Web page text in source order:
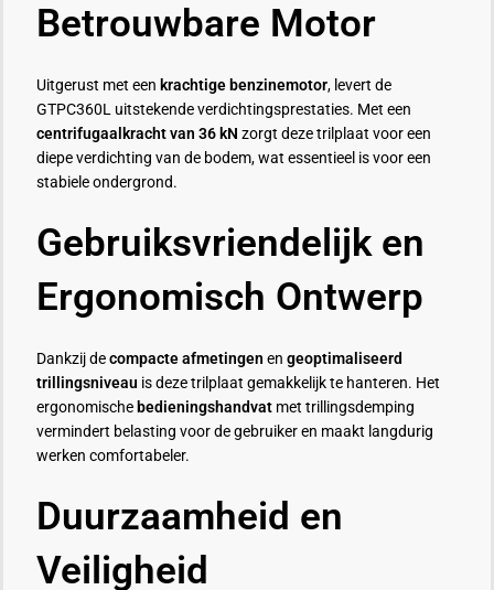
Betrouwbare Motor
Uitgerust met een krachtige benzinemotor, levert de
GTPC360L uitstekende verdichtingsprestaties. Met een
centrifugaalkracht van 36 kN zorgt deze trilplaat voor een
diepe verdichting van de bodem, wat essentieel is voor een
stabiele ondergrond.
Gebruiksvriendelijk en
Ergonomisch Ontwerp
Dankzij decompacte afmetingen en geoptimaliseerd
trillingsniveau is deze trilplaat gemakkelijk te hanteren. Het
ergonomische bedieningshandvat met trillingsdemping
vermindert belasting voor de gebruiker en maakt langdurig
werken comfortabeler.
Duurzaamheid en
Veiligheid